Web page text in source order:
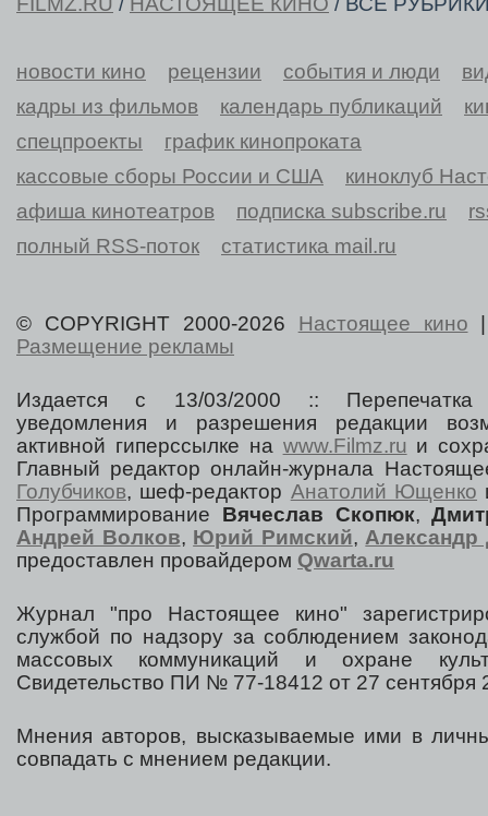
новости кино рецензии события и люди
кадры из фильмов
календарь публикаций
спецпроекты
график кинопроката
кассовые сборы России и США
киноклуб
афиша кинотеатров
подписка subscribe.ru
полный RSS-поток
статистика mail.ru
© COPYRIGHT 2000-2026 Настоящее кино
Размещение рекламы
Издается с 13/03/2000 :: Перепечатка
уведомления и разрешения редакции
активной гиперссылке на www.Filmz.ru и
Главный редактор онлайн-журнала
Голубчиков, шеф-редактор Анатолий Ющенко
Программирование Вячеслав Скопюк,
Андрей Волков, Юрий Римский,Александр
предоставлен провайдером Qwarta.ru
Журнал "про Настоящее кино"
службой по надзору за соблюдением
массовых коммуникаций и охране
Свидетельство ПИ № 77-18412 от 27 сентября
Мнения авторов, высказываемые ими в
совпадать с мнением редакции.